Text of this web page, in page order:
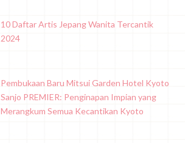
10 Daftar Artis Jepang Wanita Tercantik
2024
Pembukaan Baru Mitsui Garden Hotel Kyoto
Sanjo PREMIER: Penginapan Impian yang
Merangkum Semua Kecantikan Kyoto